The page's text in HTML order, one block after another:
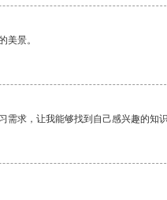
美景。
求，让我能够找到自己感兴趣的知识